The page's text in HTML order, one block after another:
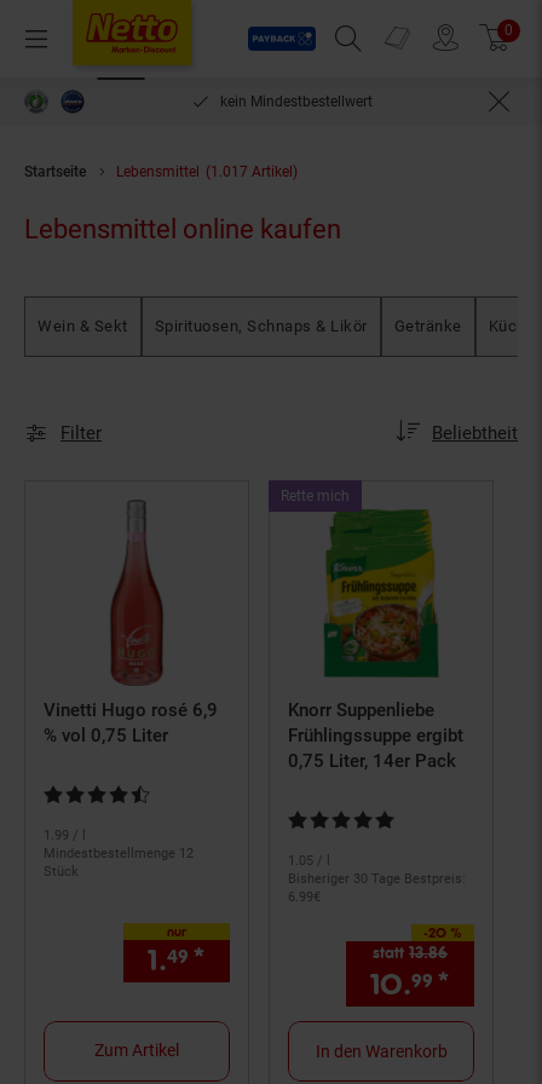
Menü
Payback
Suchfeld einblenden
Prospekte 0
PAYBACK °Punkte sammeln & einlösen
Startseite Lebensmittel (1.017 Artikel)
Lebensmittel online kaufen
Wein & Sekt Spirituosen, Schnaps & Likör Getränke
Filter Sortierung:
Beliebtheit
Vinetti Hugo rosé 6,9
% vol 0,75 Liter
Kundenbewertung: 4,67 von 5 Sternen
1.99 / l
Mindestbestellmenge 12
Stück
nur
1.49 * € Sternchen
Zum Artikel
Knorr Suppenliebe
Frühlingssuppe ergibt
0,75 Liter, 14er Pack
Kundenbewertung: 4,79 von 5
1.05 / l
Bisheriger 30 Tage Bestpreis:
6.99€
-20 %
Sie Sparen 20 Prozent,
statt 13.86
10.99 *
Rette mich
ArtikelRette
mich
In den Warenkorb